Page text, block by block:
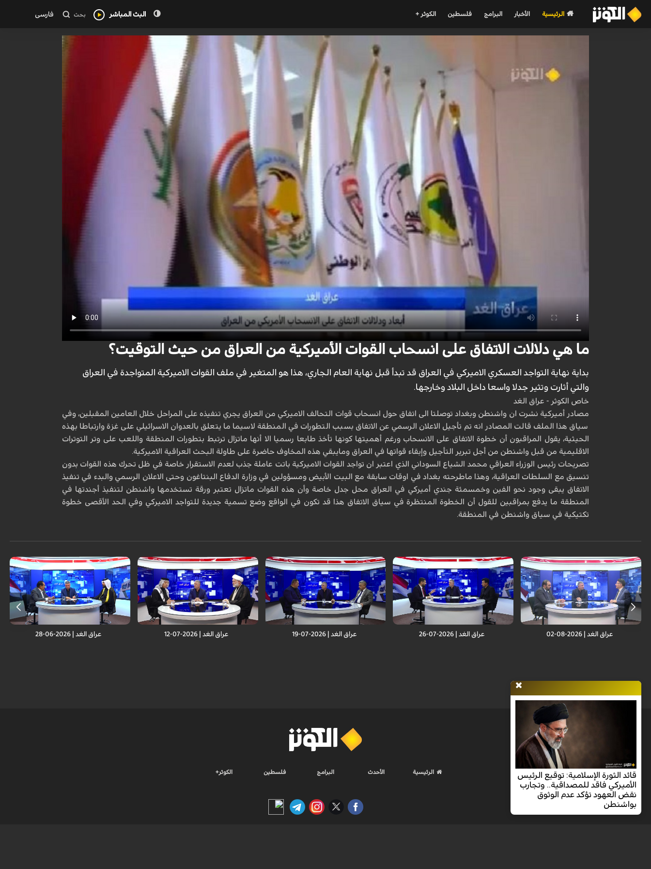
الرئيسية الأخبار البرامج فلسطين الكوثر + البث المباشر بحث فارسی
ما هي دلالات الاتفاق على انسحاب القوات الأميركية من العراق من حيث التوقيت؟
بداية نهاية التواجد العسكري الاميركي في العراق قد تبدأ قبل نهاية العام الجاري، هذا هو المتغير في ملف القوات الاميركية المتواجدة في العراق
والتي أثارت وتثير جدلا واسعا داخل البلاد وخارجها.
خاص الكوثر - عراق الغد
مصادر أميركية نشرت ان واشنطن وبغداد توصلتا الى اتفاق حول انسحاب قوات التحالف الاميركي من العراق يجري تنفيذه على المراحل خلال العامين المقبلين، وفي
سياق هذا الملف قالت المصادر انه تم تأجيل الاعلان الرسمي عن الاتفاق بسبب التطورات في المنطقة لاسيما ما يتعلق بالعدوان الاسرائيلي على غزة وارتباطا بهذه
الحيثية، يقول المراقبون أن خطوة الاتفاق على الانسحاب ورغم أهميتها كونها تأخذ طابعا رسميا الا أنها ماتزال ترتبط بتطورات المنطقة واللعب على وتر التوترات
الاقليمية من قبل واشنطن من أجل تبرير التأجيل وإبقاء قواتها في العراق ومايبقي هذه المخاوف حاضرة على طاولة البحث العراقية الاميركية.
تصريحات رئيس الوزراء العراقي محمد الشياع السوداني الذي اعتبر ان تواجد القوات الاميركية باتت عاملة جذب لعدم الاستقرار خاصة في ظل تحرك هذه القوات بدون
تنسيق مع السلطات العراقية، وهذا ماطرحته بغداد في اوقات سابقة مع البيت الأبيض ومسؤولين في وزارة الدفاع البنتاغون وحتى الاعلان الرسمي والبدء في تنفيذ
الاتفاق يبقى وجود نحو الفين وخمسمئة جندي أميركي في العراق محل جدل خاصة وأن هذه القوات ماتزال تعتبر ورقة تستخدمها واشنطن لتنفيذ أجندتها في
المنطقة ما يدفع بمراقبين للقول أن الخطوة المنتظرة في سياق الاتفاق هذا قد تكون في الواقع وضع تسمية جديدة للتواجد الاميركي وفي الحد الأقصى خطوة
تكتيكية في سياق واشنطن في المنطقة.
عراق الغد | 2026-08-02 عراق الغد | 2026-07-26 عراق الغد | 2026-07-19 عراق الغد | 2026-07-12 عراق الغد | 2026-06-28
قائد الثورة الإسلامية: توقيع الرئيس
الأميركي فاقد للمصداقية.. وتجارب
نقض العهود تؤكد عدم الوثوق
بواشنطن
الرئيسية الأحدث البرامج فلسطين الكوثر+